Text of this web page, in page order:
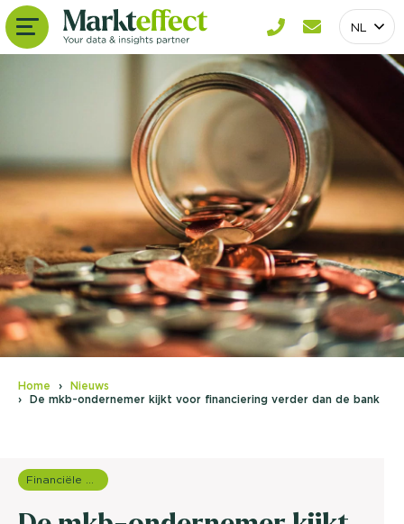
NL
Home
Nieuws
De mkb-ondernemer kijkt voor financiering verder dan de bank
Financiële dienstverlening